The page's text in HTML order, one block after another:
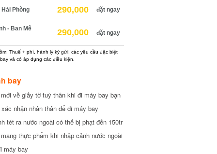
Phòng 290,000 đặt ngay
- Ban Mê
290,000 đặt ngay
Thuế + phí, hành lý ký gửi, các yêu cầu đặc biệt
và có áp dụng các điều kiện.
bay
về giấy tờ tuỳ thân khi đi máy bay bạn
nhận nhân thân để đi máy bay
tét ra nước ngoài có thể bị phạt đến 150tr
thực phẩm khi nhập cảnh nước ngoài
bay